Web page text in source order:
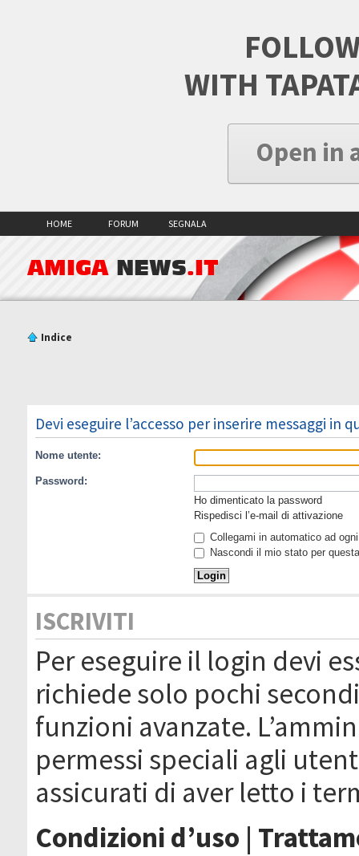
WITH
Open in
HOME FORUM SEGNALA
AMIGA NEWS.IT
Indice
Devi eseguire l’accesso per inserire messaggi in
Nome utente:
Password:
Ho dimenticato la password
Rispedisci l’e-mail di attivazione
Collegami in automatico ad
Nascondi il mio stato per
ISCRIVITI
Per eseguire il login devi
richiede solo pochi
funzioni avanzate.
permessi speciali agli
assicurati di aver letto i
Condizioni d’uso |